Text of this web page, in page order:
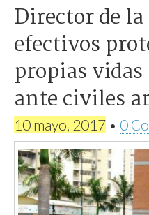
Director de
efectivos
propias
ante civiles
10 mayo, 2017 • 0